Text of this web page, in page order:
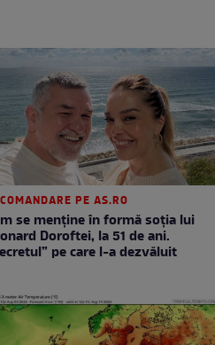
PE AS.RO
se menţine în formă soţia lui
Doroftei, la 51 de ani.
pe care l-a dezvăluit